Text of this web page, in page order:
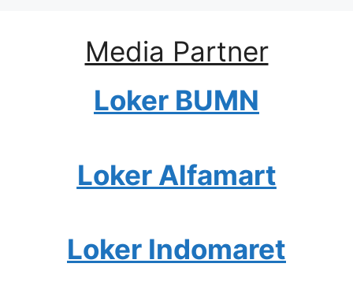
Media Partner
Loker BUMN
Loker Alfamart
Loker Indomaret